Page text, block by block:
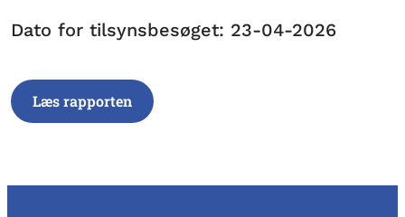
Dato for tilsynsbesøget: 23-04-2026
Læs rapporten